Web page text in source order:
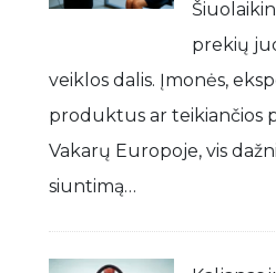
prekių
veiklos dalis. Įmonės,
produktus ar teikiančios
Vakarų Europoje, vis
siuntimą…